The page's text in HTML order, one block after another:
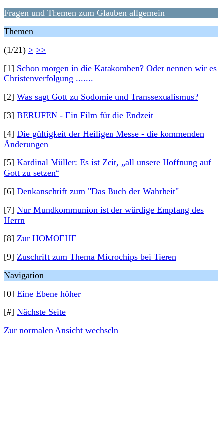
Fragen und Themen zum Glauben allgemein
Themen
(1/21) > >>
[1] Schon morgen in die Katakomben? Oder nennen wir es
Christenverfolgung .......
[2] Was sagt Gott zu Sodomie und Transsexualismus?
[3] BERUFEN - Ein Film für die Endzeit
[4] Die gültigkeit der Heiligen Messe - die kommenden
Änderungen
[5] Kardinal Müller: Es ist Zeit, „all unsere Hoffnung auf
Gott zu setzen“
[6] Denkanschrift zum "Das Buch der Wahrheit"
[7] Nur Mundkommunion ist der würdige Empfang des
Herrn
[8] Zur HOMOEHE
[9] Zuschrift zum Thema Microchips bei Tieren
Navigation
[0] Eine Ebene höher
[#] Nächste Seite
Zur normalen Ansicht wechseln